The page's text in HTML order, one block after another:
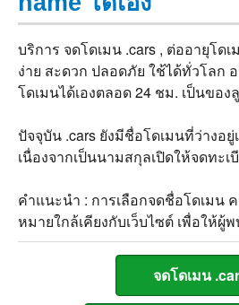
บริการ จดโดเมน .cars , ต่ออายุโด
ง่าย สะดวก ปลอดภัย ใช้ได้ทั่วโลก
โดเมนได้เองตลอด 24 ชม. เป็นของ
ปัจจุบัน .cars ยังมีชื่อโดเมนที่ว่างอ
เนื่องจากเป็นนามสกุลเปิดให้จดทะเ
คำแนะนำ : การเลือกจดชื่อโดเมน
หมายใกล้เคียงกับเว็บไซต์ เพื่อให้ผู้